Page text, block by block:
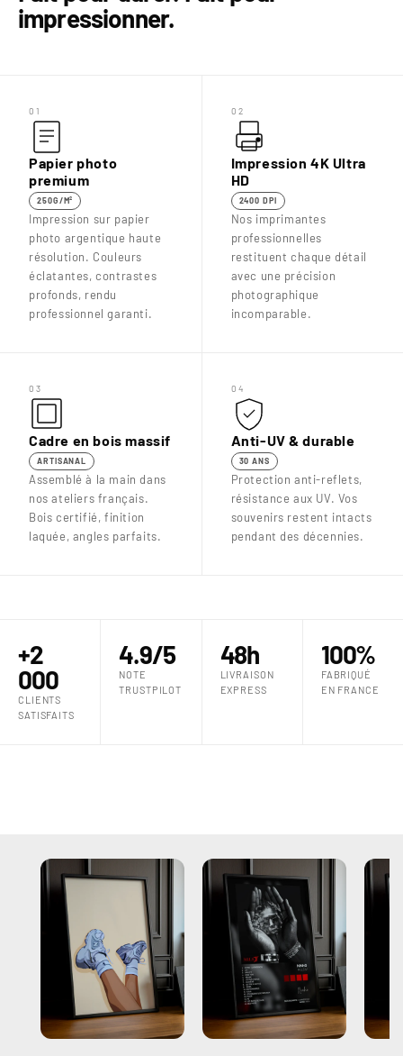
impressionner.
01
Papier photo
premium
250G/M²
Impression sur papier
photo argentique haute
résolution. Couleurs
éclatantes, contrastes
profonds, rendu
professionnel garanti.
02
Impression 4K Ultra
HD
2400 DPI
Nos imprimantes
professionnelles
restituent chaque détail
avec une précision
photographique
incomparable.
03
Cadre en bois massif
ARTISANAL
Assemblé à la main dans
nos ateliers français.
Bois certifié, finition
laquée, angles parfaits.
04
Anti-UV & durable
30 ANS
Protection anti-reflets,
résistance aux UV. Vos
souvenirs restent intacts
pendant des décennies.
+2
000
CLIENTS
SATISFAITS
4.9/5
NOTE
TRUSTPILOT
48h
LIVRAISON
EXPRESS
100%
FABRIQUÉ
EN FRANCE